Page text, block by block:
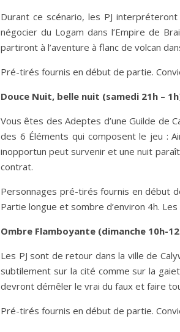
Durant ce scénario, les PJ
négocier du Logam dans l’Empire de
partiront à l’aventure à flanc de volcan
Pré-tirés fournis en début de partie.
Douce Nuit, belle nuit (samedi 21h –
Vous êtes des Adeptes d’une Guilde de
des 6 Éléments qui composent le jeu :
inopportun peut survenir et une nuit
contrat.
Personnages pré-tirés fournis en début
Partie longue et sombre d’environ 4h.
Ombre Flamboyante (dimanche 10h-
Les PJ sont de retour dans la ville de
subtilement sur la cité comme sur la
devront démêler le vrai du faux et faire
Pré-tirés fournis en début de partie.